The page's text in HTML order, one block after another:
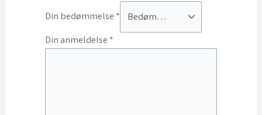
Din bedømmelse *
Din anmeldelse *